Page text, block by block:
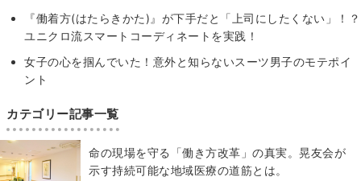
『働着方(はたらきかた)』が下手だと「上司にしたくない」！？
ユニクロ流スマートコーディネートを実践！
女子の心を掴んでいた！意外と知らないスーツ男子のモテポイ
ント
カテゴリー記事一覧
​命の現場を守る「働き方改革」の真実。晃友会が
示す持続可能な地域医療の道筋とは。